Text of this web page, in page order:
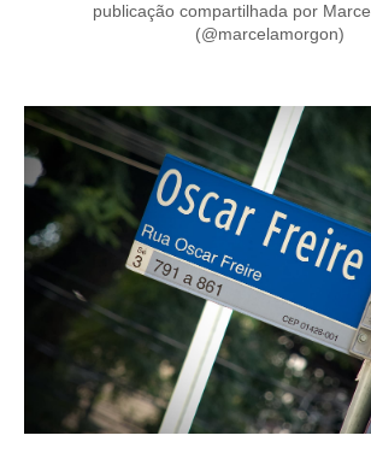
publicação compartilhada por
(@marcelamorgon)